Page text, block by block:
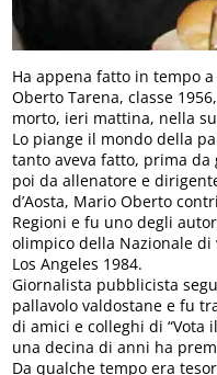
Ha appena fatto in tempo
Oberto Tarena, classe
morto, ieri mattina, nella
Lo piange il mondo della
tanto aveva fatto, prima da
poi da allenatore e
d’Aosta, Mario Oberto
Regioni e fu uno degli
olimpico della Nazionale
Los Angeles 1984.
Giornalista pubblicista
pallavolo valdostane e fu
di amici e colleghi di “Vota
una decina di anni ha
Da qualche tempo era